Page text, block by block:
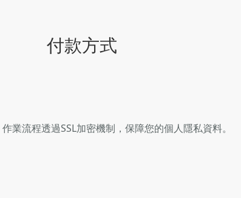
付款方式
業流程透過SSL加密機制，保障您的個人隱私資料。